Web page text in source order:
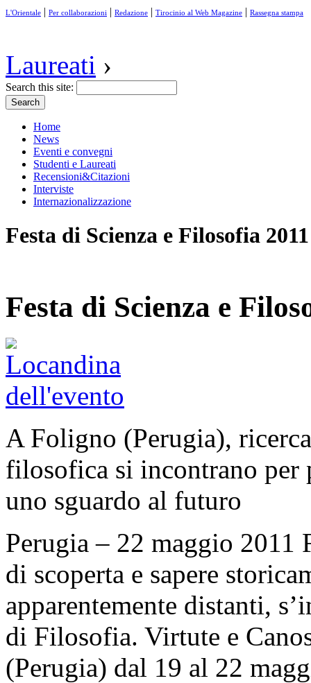
L'Orientale | Per collaborazioni | Redazione | Tirocinio al Web Magazine | Rassegna stampa
Laureati ›
Search this site:
Home
News
Eventi e convegni
Studenti e Laureati
Recensioni&Citazioni
Interviste
Internazionalizzazione
Festa di Scienza e Filosofia 2011
Festa di Scienza e
A Foligno (Perugia),
filosofica si incontrano per
uno sguardo al futuro
Perugia – 22 maggio 2011
di scoperta e sapere
apparentemente distanti,
di Filosofia. Virtute e
(Perugia) dal 19 al 22